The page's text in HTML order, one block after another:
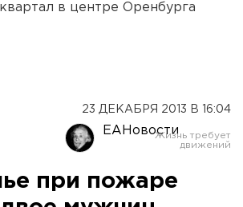
в центре Оренбурга
23 ДЕКАБРЯ 2013 В 16:04
ЕАНовости
при пожаре